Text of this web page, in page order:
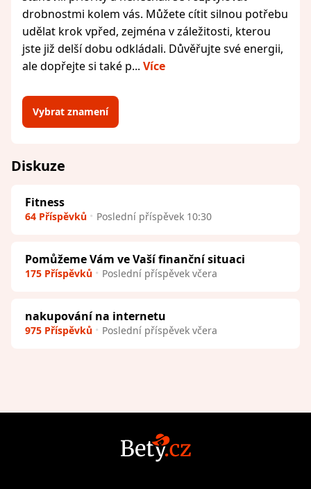
drobnostmi kolem vás. Můžete cítit silnou potřebu
udělat krok vpřed, zejména v záležitosti, kterou
jste již delší dobu odkládali. Důvěřujte své energii,
ale dopřejte si také p... Více
Vybrat znamení
Diskuze
Fitness
64 Příspěvků Poslední příspěvek 10:30
Pomůžeme Vám ve Vaší finanční situaci
175 Příspěvků Poslední příspěvek včera
nakupování na internetu
975 Příspěvků Poslední příspěvek včera